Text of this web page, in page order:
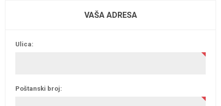
VAŠA ADRESA
Ulica:
Poštanski broj: